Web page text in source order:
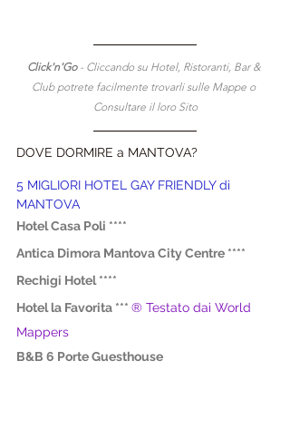
Click'n'Go - Cliccando su Hotel, Ristoranti, Bar &
Club potrete facilmente trovarli sulle Mappe o
Consultare il loro Sito
DOVE DORMIRE a MANTOVA?
5 MIGLIORI HOTEL GAY FRIENDLY di
MANTOVA
Hotel Casa Poli ****
Antica Dimora Mantova City Centre ****
Rechigi Hotel ****
Hotel la Favorita *** ® Testato dai World
Mappers
B&B 6 Porte Guesthouse